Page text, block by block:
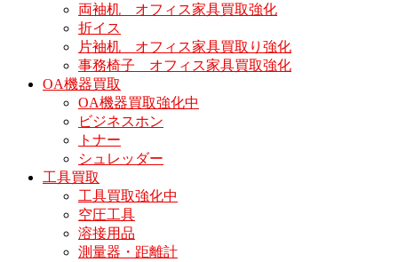
両袖机 オフィス家具買取強化
折イス
片袖机 オフィス家具買取り強化
事務椅子 オフィス家具買取強化
OA機器買取
OA機器買取強化中
ビジネスホン
トナー
シュレッダー
工具買取
工具買取強化中
空圧工具
溶接用品
測量器・距離計